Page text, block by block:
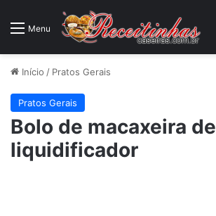
Menu
Início / Pratos Gerais
Pratos Gerais
Bolo de macaxeira de
liquidificador